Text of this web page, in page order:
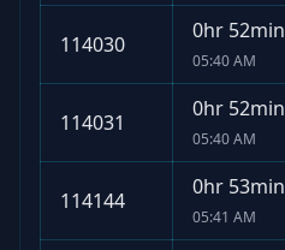
114030
0hr 52min
05:40 AM
114031
0hr 52min
05:40 AM
114144
0hr 53min
05:41 AM